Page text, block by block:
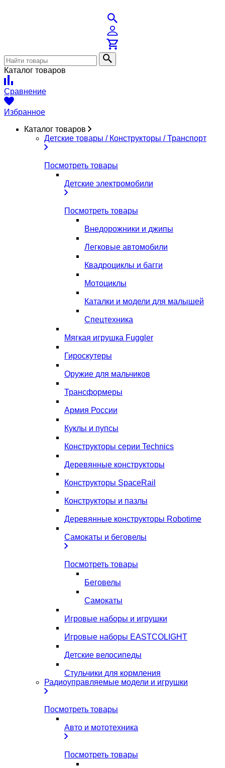
Каталог товаров
Сравнение
Избранное
Каталог товаров
Детские товары / Конструкторы / Транспорт
Посмотреть товары
Детские электромобили
Посмотреть товары
Внедорожники и джипы
Легковые автомобили
Квадроциклы и багги
Мотоциклы
Каталки и модели для малышей
Спецтехника
Мягкая игрушка Fuggler
Гироскутеры
Оружие для мальчиков
Трансформеры
Армия России
Куклы и пупсы
Конструкторы серии Technics
Деревянные конструкторы
Конструкторы SpaceRail
Конструкторы и пазлы
Деревянные конструкторы Robotime
Самокаты и беговелы
Посмотреть товары
Беговелы
Самокаты
Игровые наборы и игрушки
Игровые наборы EASTCOLIGHT
Детские велосипеды
Стульчики для кормления
Радиоуправляемые модели и игрушки
Посмотреть товары
Авто и мототехника
Посмотреть товары